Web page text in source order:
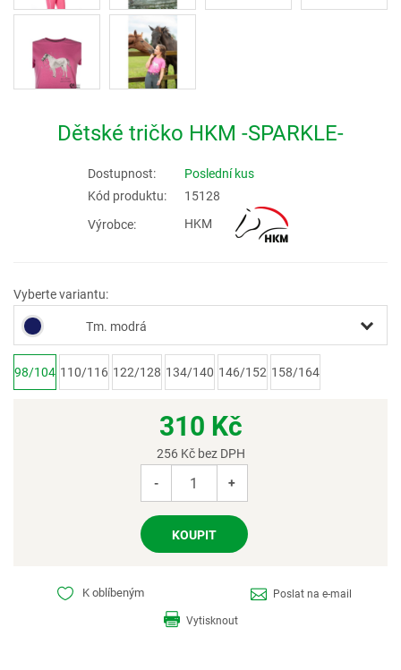
Dětské tričko HKM -SPARKLE-
Dostupnost:
Poslední kus
Kód produktu:
15128
Výrobce:
HKM
Vyberte variantu:
Tm. modrá
98/104 110/116 122/128 134/140 146/152 158/164
310 Kč
256Kč bez DPH
-
+
K oblíbeným
Poslat na e-mail
Vytisknout